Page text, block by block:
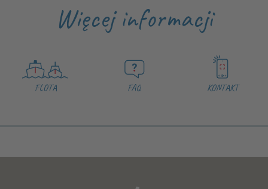
Więcej informacji
FLOTA FAQ KONTAKT